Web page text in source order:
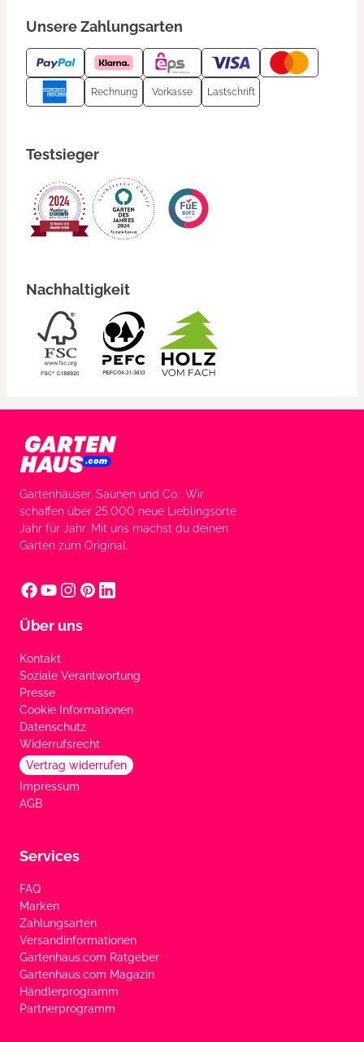
Unsere Zahlungsarten
Rechnung Vorkasse Lastschrift
Testsieger
Nachhaltigkeit
Gartenhäuser, Saunen und Co.: Wir
schaffen über 25.000 neue Lieblingsorte
Jahr für Jahr. Mit uns machst du deinen
Garten zum Original.
Über uns
Kontakt
Soziale Verantwortung
Presse
Cookie Informationen
Datenschutz
Widerrufsrecht
Vertrag widerrufen
Impressum
AGB
Services
FAQ
Marken
Zahlungsarten
Versandinformationen
Gartenhaus.com Ratgeber
Gartenhaus.com Magazin
Händlerprogramm
Partnerprogramm